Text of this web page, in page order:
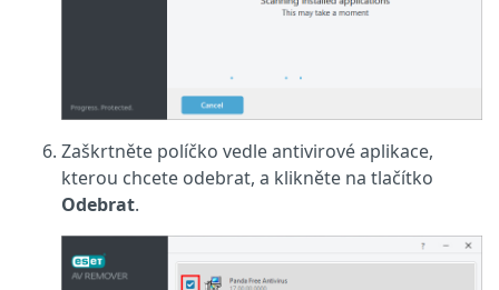
Zaškrtněte políčko vedle antivirové aplikace,
kterou chcete odebrat, a klikněte na tlačítko
Odebrat.